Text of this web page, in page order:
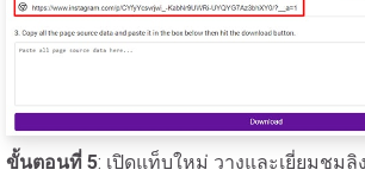
ขั้นตอนที่ 5: เปิดแท็บใหม่ วางและเยี่ยมชม